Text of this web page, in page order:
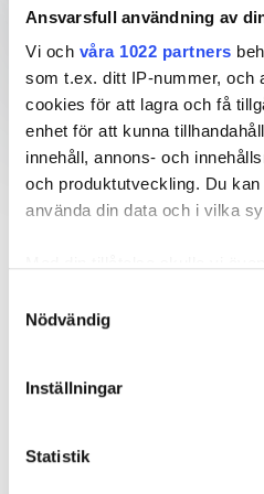
Ansvarsfull användning av
Vi och våra 1022 partners
som t.ex. ditt IP-nummer, och
cookies för att lagra och få
enhet för att kunna
innehåll, annons- och
och produktutveckling. Du
använda din data och i vilka
som kan ha en
Ta reda på mer om hur dina
Du kan ändra eller dra tillbaka
Nödvändig
Inställningar
Statistik
Därför ska
föreläsning
och människors liv är en av
samarbete mellan
för att skapa en hållbar
djupare förståelse för
själva kan göra för att